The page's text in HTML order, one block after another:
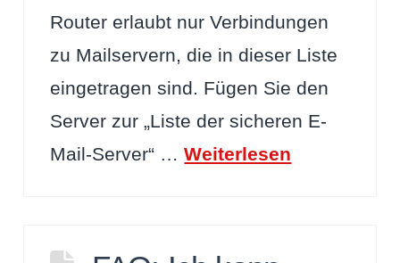
Router erlaubt nur Verbindungen
zu Mailservern, die in dieser Liste
eingetragen sind. Fügen Sie den
Server zur „Liste der sicheren E-
Mail-Server“ …Weiterlesen